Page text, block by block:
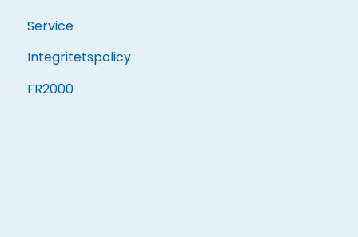
Service
Integritetspolicy
FR2000